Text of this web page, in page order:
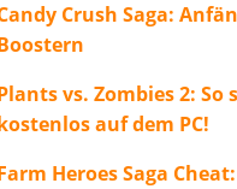
Crush Saga:
vs. Zombies 2:
auf dem PC!
Heroes Saga